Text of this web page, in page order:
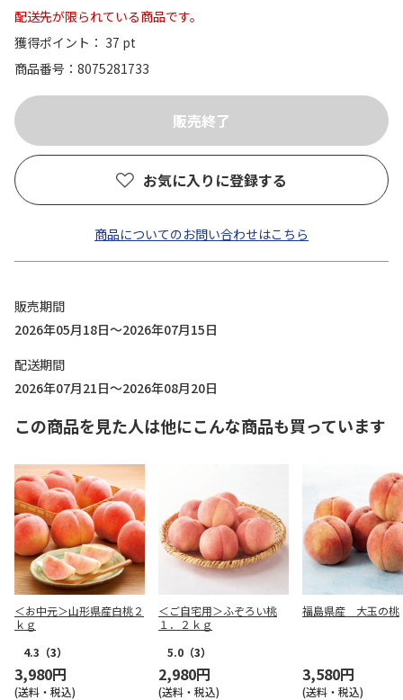
配送先が限られている商品です。
獲得ポイント： 37 pt
商品番号
8075281733
お気に入りに登録する
商品についてのお問い合わせはこちら
販売期間
2026年05月18日～2026年07月15日
配送期間
2026年07月21日～2026年08月20日
この商品を見た人は他にこんな商品も買っています
＜お中元＞山形県産白桃２
ｋｇ
4.3 （3）
3,980円
(送料・税込)
＜ご自宅用＞ふぞろい桃
１．２ｋｇ
5.0 （3）
2,980円
(送料・税込)
福島県産 大玉の桃
3,580円
(送料・税込)